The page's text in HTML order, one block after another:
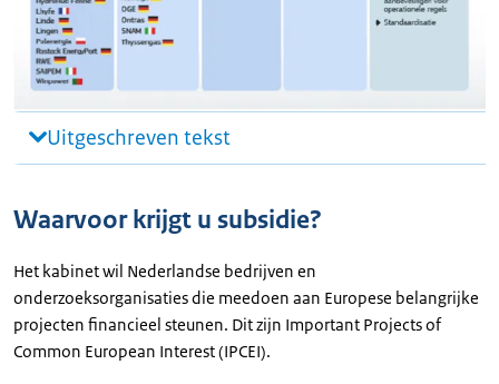
Uitgeschreven tekst
Waarvoor krijgt u subsidie?
Het kabinet wil Nederlandse bedrijven en
onderzoeksorganisaties die meedoen aan Europese belangrijke
projecten financieel steunen. Dit zijn Important Projects of
Common European Interest (IPCEI).